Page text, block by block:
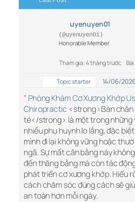
uyenuyen01
(@uyenuyen01)
Honorable Member
Tham gia: 4 tháng trước
Topic starter 14/06/
” Phòng Khám Cơ Xương Khớp
Chiropractic <strong>Bàn
té</strong> là một trong những
nhiều phụ huynh lo lắng, đặc
mình đi lại không vững hoặc
ngã. Sự mất cân bằng này
đến thăng bằng mà còn tác
phát triển cơ xương khớp. Hiểu
cách chăm sóc đúng cách sẽ
an toàn hơn mỗi ngày.